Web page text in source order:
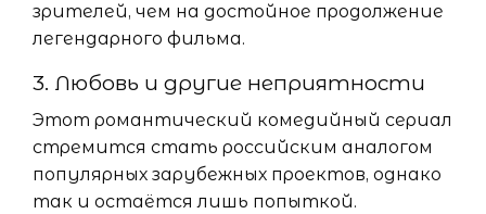
зрителей, чем на достойное продолжение
легендарного фильма.
3. Любовь и другие неприятности
Этот романтический комедийный сериал
стремится стать российским аналогом
популярных зарубежных проектов, однако
так и остаётся лишь попыткой.